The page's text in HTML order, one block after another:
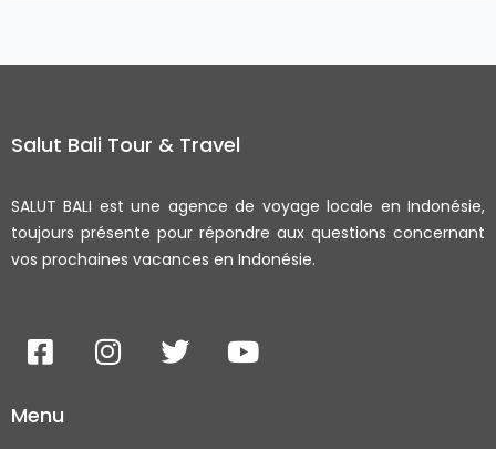
Salut Bali Tour & Travel
SALUT BALI est une agence de voyage locale en Indonésie,
toujours présente pour répondre aux questions concernant
vos prochaines vacances en Indonésie.
F
a
e
I
n
T
w
Y
o
Menu